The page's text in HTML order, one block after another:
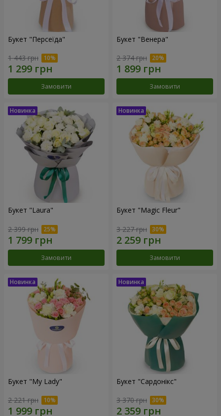
Букет "Персеїда"
1 443 грн
Замовити
Букет "Венера"
2 374 грн
Замовити
Букет "Laura"
2 399 грн
Замовити
Букет "Magic Fleur"
3 227 грн
Замовити
Букет "My Lady"
2 221 грн
Букет "Сардонікс"
3 370 грн